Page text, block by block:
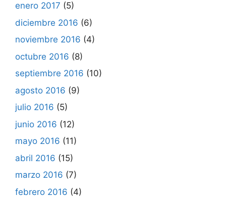
enero 2017 (5)
diciembre 2016 (6)
noviembre 2016 (4)
octubre 2016 (8)
septiembre 2016 (10)
agosto 2016 (9)
julio 2016 (5)
junio 2016 (12)
mayo 2016 (11)
abril 2016 (15)
marzo 2016 (7)
febrero 2016 (4)